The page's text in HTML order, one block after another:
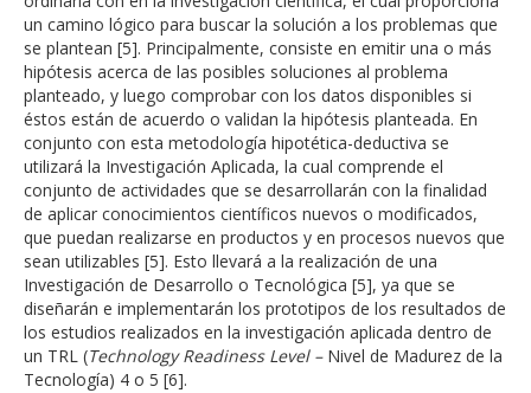
un camino lógico para buscar la solución a los problemas que
se plantean [5]. Principalmente, consiste en emitir una o más
hipótesis acerca de las posibles soluciones al problema
planteado, y luego comprobar con los datos disponibles si
éstos están de acuerdo o validan la hipótesis planteada. En
conjunto con esta metodología hipotética-deductiva se
utilizará la Investigación Aplicada, la cual comprende el
conjunto de actividades que se desarrollarán con la finalidad
de aplicar conocimientos científicos nuevos o modificados,
que puedan realizarse en productos y en procesos nuevos que
sean utilizables [5]. Esto llevará a la realización de una
Investigación de Desarrollo o Tecnológica [5], ya que se
diseñarán e implementarán los prototipos de los resultados de
los estudios realizados en la investigación aplicada dentro de
un TRL (Technology Readiness Level – Nivel de Madurez de la
Tecnología) 4 o 5 [6].